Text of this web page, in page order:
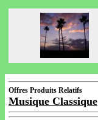
Offres Produits Relatifs
Musique Classique